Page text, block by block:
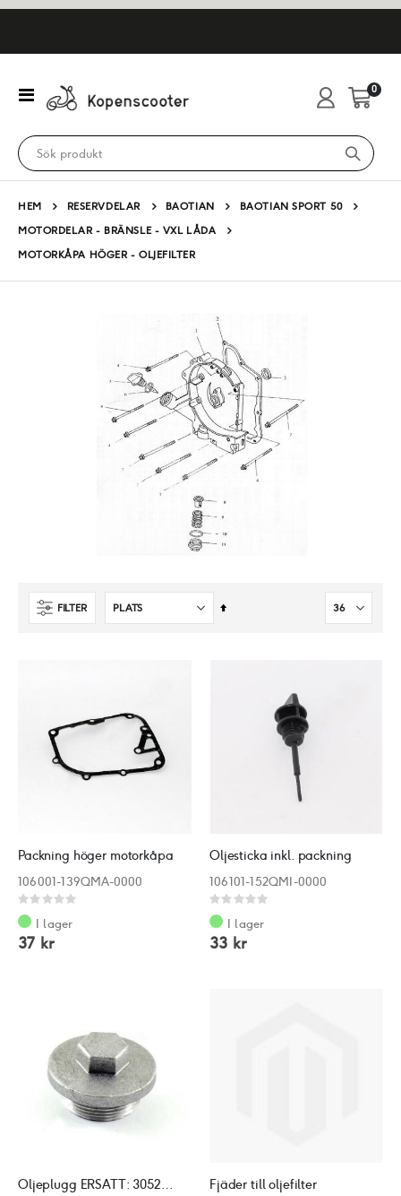
Växla
Nav
Cart
0
HEM RESERVDELAR BAOTIAN
BAOTIAN SPORT 50
MOTORDELAR - BRÄNSLE - VXL LÅDA
MOTORKÅPA HÖGER - OLJEFILTER
FILTER
Sätt
Packning höger motorkåpa
106001-139QMA-0000
Rating:
0%
I lager
37 kr
Oljesticka inkl. packning
106101-152QMI-0000
Rating:
0%
I lager
33 kr
Oljeplugg ERSATT: 3052005 Fjäder till oljefilter